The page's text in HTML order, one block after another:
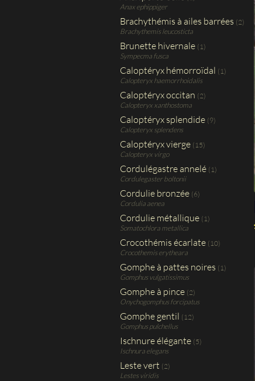
Anax ephippiger
Brachythémis à ailes barrées (2)
Brachythemis leucosticta
Brunette hivernale (1)
Sympecma fusca
Caloptéryx hémorroïdal (1)
Calopteryx haemorrhoidalis
Caloptéryx occitan (2)
Calopteryx xanthostoma
Caloptéryx splendide (9)
Calopteryx splendens
Caloptéryx vierge (15)
Calopteryx virgo
Cordulégastre annelé (1)
Cordulegaster boltonii
Cordulie bronzée (6)
Cordulia aenea
Cordulie métallique (1)
Somatochlora metallica
Crocothémis écarlate (10)
Crocothemis erytheara
Gomphe à pattes noires (1)
Gomphus vulgatissimus
Gomphe à pince (2)
Onychogomphus forcipatus
Gomphe gentil (12)
Gomphus pulchellus
Ischnure élégante (5)
Ischnura elegans
Leste vert (2)
Lestes viridis